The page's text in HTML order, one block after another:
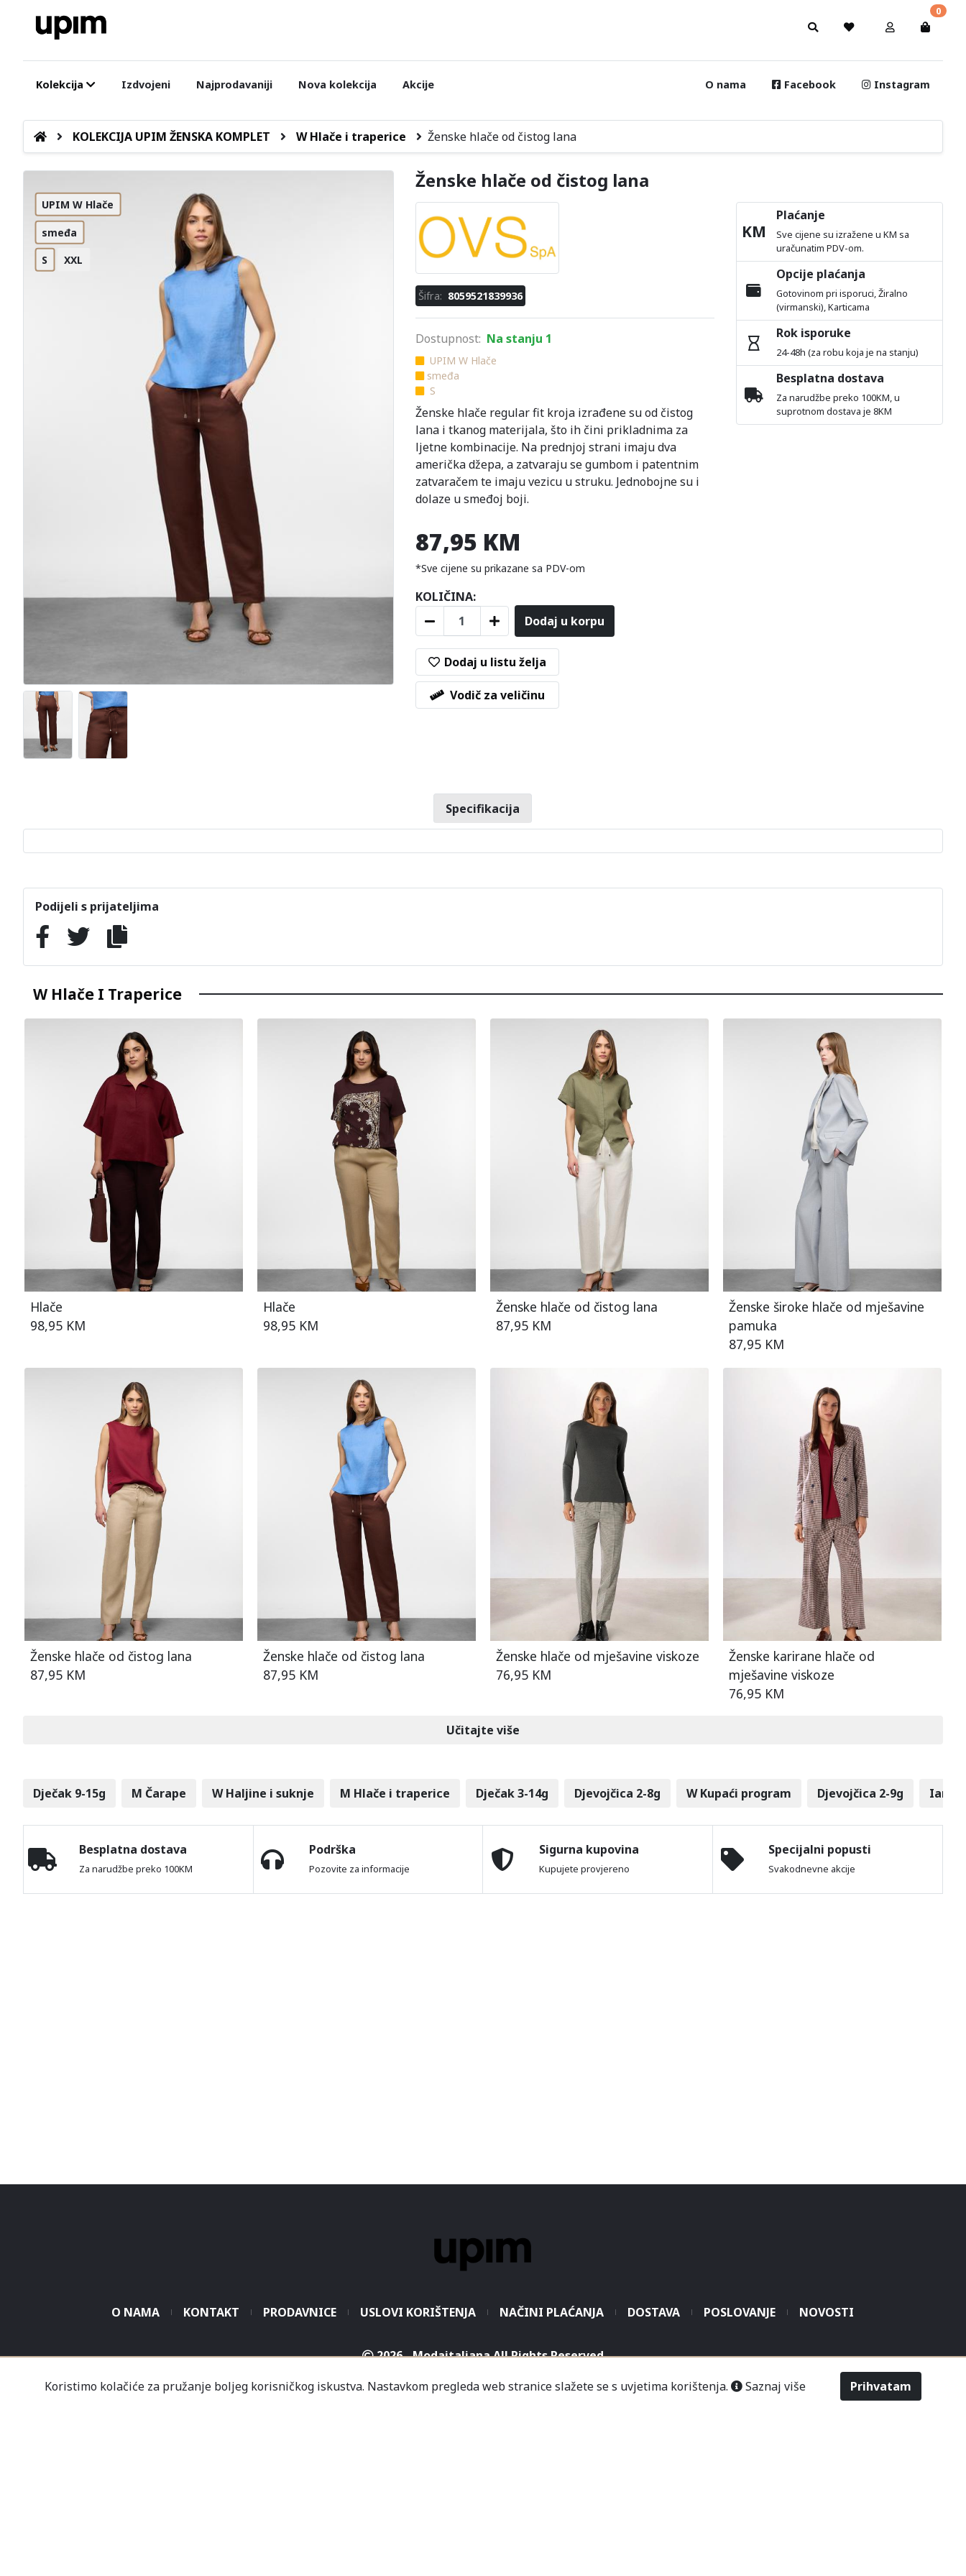
Koristimo kolačiće za pružanje boljeg korisničkog iskustva. Nastavkom pregleda web stranice slažete se s uvjetima korištenja. Saznaj više Prihvatam
0
Kolekcija Izdvojeni Najprodavaniji Nova kolekcija Akcije O nama Facebook Instagram
KOLEKCIJA UPIM ŽENSKA KOMPLET W Hlače i traperice Ženske hlače od čistog lana
UPIM W Hlače
smeđa
S XXL
Ženske hlače od čistog lana
Šifra: 8059521839936
Dostupnost: Na stanju 1
UPIM W Hlače
smeđa
S
Ženske hlače regular fit kroja izrađene su od čistog
lana i tkanog materijala, što ih čini prikladnima za
ljetne kombinacije. Na prednjoj strani imaju dva
američka džepa, a zatvaraju se gumbom i patentnim
zatvaračem te imaju vezicu u struku. Jednobojne su i
dolaze u smeđoj boji.
87,95 KM
*Sve cijene su prikazane sa PDV-om
KOLIČINA:
Dodaj u korpu
Dodaj u listu želja
Vodič za veličinu
KM
Plaćanje
Sve cijene su izražene u KM sa
uračunatim PDV-om.
Opcije plaćanja
Gotovinom pri isporuci, Žiralno
(virmanski), Karticama
Rok isporuke
24-48h (za robu koja je na stanju)
Besplatna dostava
Za narudžbe preko 100KM, u
suprotnom dostava je 8KM
Specifikacija
Podijeli s prijateljima
W Hlače I Traperice
Hlače
98,95 KM
Hlače
98,95 KM
Ženske hlače od čistog lana
87,95 KM
Ženske široke hlače od mješavine
pamuka
87,95 KM
Ženske hlače od čistog lana
87,95 KM
Ženske hlače od čistog lana
87,95 KM
Ženske hlače od mješavine viskoze
76,95 KM
Ženske karirane hlače od
mješavine viskoze
76,95 KM
Učitajte više
Dječak 9-15g M Čarape W Haljine i suknje M Hlače i traperice Dječak 3-14g Djevojčica 2-8g W Kupaći program Djevojčica 2-9g Iana
Besplatna dostava
Za narudžbe preko 100KM
Podrška
Pozovite za informacije
Sigurna kupovina
Kupujete provjereno
Specijalni popusti
Svakodnevne akcije
O NAMA KONTAKT PRODAVNICE USLOVI KORIŠTENJA NAČINI PLAĆANJA DOSTAVA POSLOVANJE NOVOSTI
2026 - Modaitaliana All Rights Reserved
Tvrtka Mališić MP d.o.o. - Sjedište poduzeća je unutar Prodajnog centra „Mališić“ Čitluk-Međugorje.